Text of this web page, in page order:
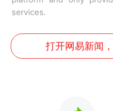
services.
打开网易新闻